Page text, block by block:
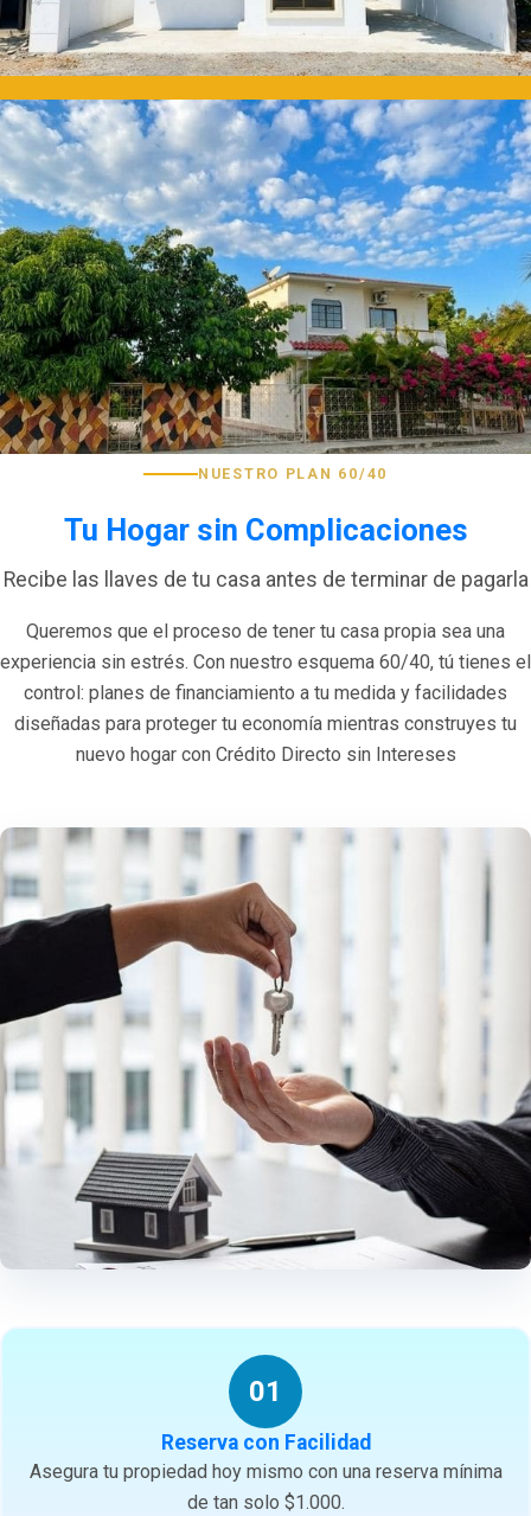
NUESTRO PLAN 60/40
Tu Hogar sin Complicaciones
Recibe las llaves de tu casa antes de terminar de pagarla
Queremos que el proceso de tener tu casa propia sea una
experiencia sin estrés. Con nuestro esquema 60/40, tú tienes el
control: planes de financiamiento a tu medida y facilidades
diseñadas para proteger tu economía mientras construyes tu
nuevo hogar con Crédito Directo sin Intereses
01
Reserva con Facilidad
Asegura tu propiedad hoy mismo con una reserva mínima
de tan solo $1.000.